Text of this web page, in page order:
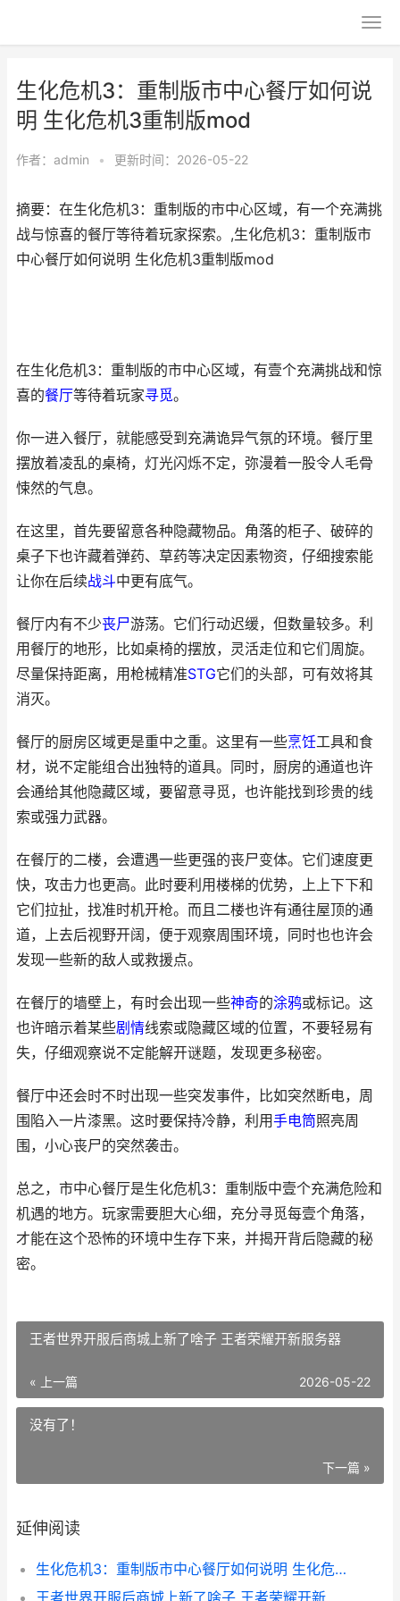
生化危机3：重制版市中心餐厅如何说
明 生化危机3重制版mod
作者： admin • 更新时间：2026-05-22
摘要：在生化危机3：重制版的市中心区域，有一个充满挑
战与惊喜的餐厅等待着玩家探索。,生化危机3：重制版市
中心餐厅如何说明 生化危机3重制版mod
在生化危机3：重制版的市中心区域，有壹个充满挑战和惊
喜的餐厅等待着玩家寻觅。
你一进入餐厅，就能感受到充满诡异气氛的环境。餐厅里
摆放着凌乱的桌椅，灯光闪烁不定，弥漫着一股令人毛骨
悚然的气息。
在这里，首先要留意各种隐藏物品。角落的柜子、破碎的
桌子下也许藏着弹药、草药等决定因素物资，仔细搜索能
让你在后续战斗中更有底气。
餐厅内有不少丧尸游荡。它们行动迟缓，但数量较多。利
用餐厅的地形，比如桌椅的摆放，灵活走位和它们周旋。
尽量保持距离，用枪械精准STG它们的头部，可有效将其
消灭。
餐厅的厨房区域更是重中之重。这里有一些烹饪工具和食
材，说不定能组合出独特的道具。同时，厨房的通道也许
会通给其他隐藏区域，要留意寻觅，也许能找到珍贵的线
索或强力武器。
在餐厅的二楼，会遭遇一些更强的丧尸变体。它们速度更
快，攻击力也更高。此时要利用楼梯的优势，上上下下和
它们拉扯，找准时机开枪。而且二楼也许有通往屋顶的通
道，上去后视野开阔，便于观察周围环境，同时也也许会
发现一些新的敌人或救援点。
在餐厅的墙壁上，有时会出现一些神奇的涂鸦或标记。这
也许暗示着某些剧情线索或隐藏区域的位置，不要轻易有
失，仔细观察说不定能解开谜题，发现更多秘密。
餐厅中还会时不时出现一些突发事件，比如突然断电，周
围陷入一片漆黑。这时要保持冷静，利用手电筒照亮周
围，小心丧尸的突然袭击。
总之，市中心餐厅是生化危机3：重制版中壹个充满危险和
机遇的地方。玩家需要胆大心细，充分寻觅每壹个角落，
才能在这个恐怖的环境中生存下来，并揭开背后隐藏的秘
密。
王者世界开服后商城上新了啥子 王者荣耀开新服务器
« 上一篇 2026-05-22
没有了！
下一篇 »
延伸阅读
生化危机3：重制版市中心餐厅如何说明 生化危机3重制版mod